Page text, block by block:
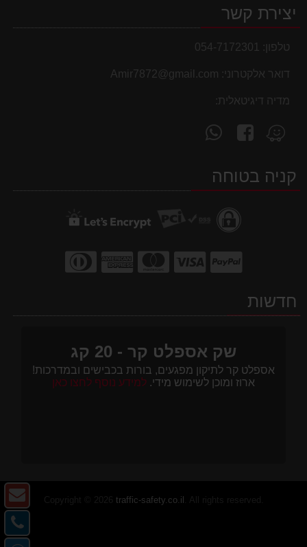
יצירת קשר
טלפון: 054-7172301
דואר אלקטרוני: Amir7872@gmail.com
מדיה דיגיטאלית:
מצא
אותנו
Waze
עקוב
אחרינו
facebookקניה בטוחה
חדשות
שק אספלט קר - 20 קג
אספלט קר לתיקון מפגעים, בורות בכבישים ובמדרכות!
ארוז ומוכן לשימוש מידי. למידע נוסף לחצו כאן
traffic-safety.co.il
-